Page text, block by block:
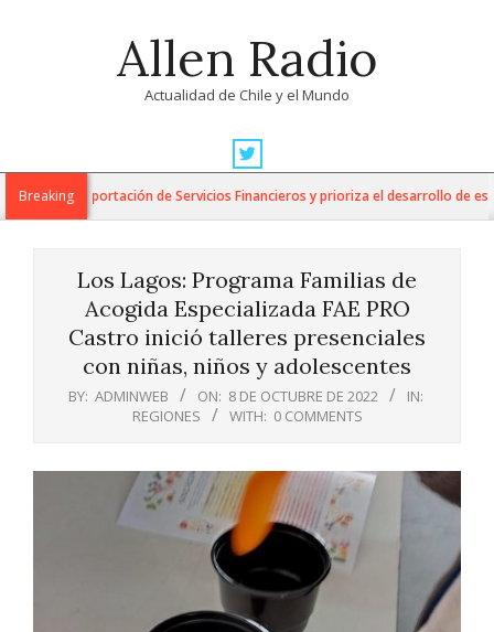
Allen Radio
Actualidad de Chile y el Mundo
Navigation
MenuBreaking
para la Exportación de Servicios Financieros y prioriza el desarrollo de esta
Los Lagos: Programa Familias de
Acogida Especializada FAE PRO
Castro inició talleres presenciales
con niñas, niños y adolescentes
BY: ADMINWEB ON: 8 DE OCTUBRE DE 2022
IN:
REGIONES
WITH: 0 COMMENTS